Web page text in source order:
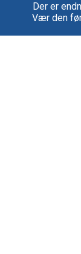
Der er
Vær den